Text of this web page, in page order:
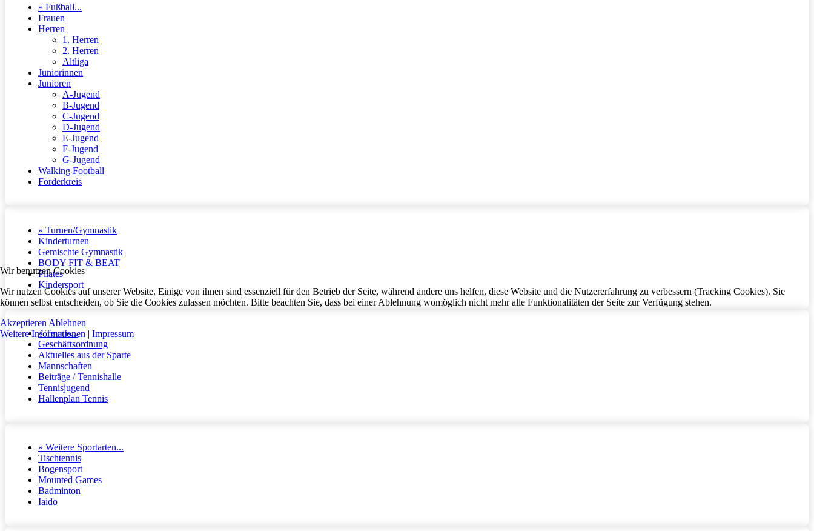
» Fußball...
Frauen
Herren
1. Herren
2. Herren
Altliga
Juniorinnen
Junioren
A-Jugend
B-Jugend
C-Jugend
D-Jugend
E-Jugend
F-Jugend
G-Jugend
Walking Football
Förderkreis
» Turnen/Gymnastik
Kinderturnen
Gemischte Gymnastik
BODY FIT & BEAT
Pilates
Kindersport
» Tennis...
Geschäftsordnung
Aktuelles aus der Sparte
Mannschaften
Beiträge / Tennishalle
Tennisjugend
Hallenplan Tennis
» Weitere Sportarten...
Tischtennis
Bogensport
Mounted Games
Badminton
Iaido
Wir benutzen Cookies
Wir nutzen Cookies auf unserer Website. Einige von ihnen sind essenziell für den Betrieb der Seite, während andere uns helfen, diese Website und die Nutzererfahrung zu verbessern (Tracking Cookies). Sie
können selbst entscheiden, ob Sie die Cookies zulassen möchten. Bitte beachten Sie, dass bei einer Ablehnung womöglich nicht mehr alle Funktionalitäten der Seite zur Verfügung stehen.
Akzeptieren Ablehnen
Weitere Informationen | Impressum